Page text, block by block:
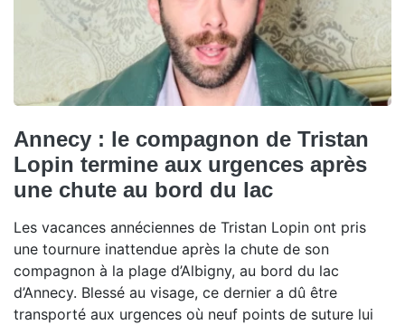
Annecy : le compagnon de Tristan
Lopin termine aux urgences après
une chute au bord du lac
Les vacances annéciennes de Tristan Lopin ont pris
une tournure inattendue après la chute de son
compagnon à la plage d’Albigny, au bord du lac
d’Annecy. Blessé au visage, ce dernier a dû être
transporté aux urgences où neuf points de suture lui